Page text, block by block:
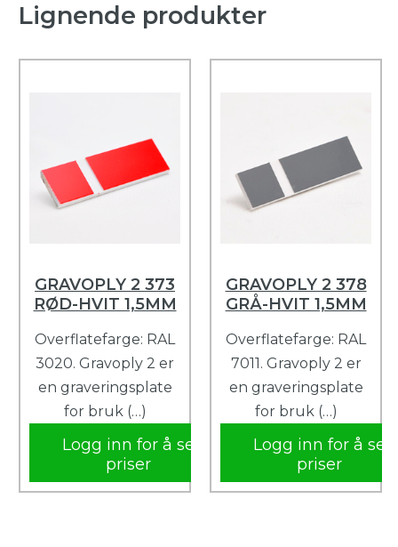
Lignende produkter
GRAVOPLY 2 373
RØD-HVIT 1,5MM
Overflatefarge: RAL
3020. Gravoply 2 er
en graveringsplate
for bruk (…)
Logg inn for å se
priser
GRAVOPLY 2 378
GRÅ-HVIT 1,5MM
Overflatefarge: RAL
7011. Gravoply 2 er
en graveringsplate
for bruk (…)
Logg inn for å se
priser